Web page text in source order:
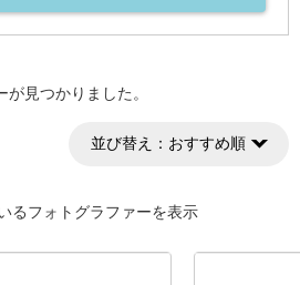
見つかりました。
並び替え： おすすめ順
るフォトグラファーを表示